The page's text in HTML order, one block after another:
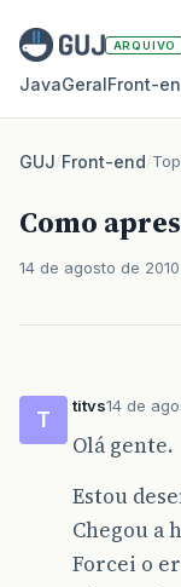
ARQUIVO
JavaGeral
GUJ/Front-end/
Como
14 de agosto de 2010
T
titvs14 de
Olá gente.
Estou
Chegou a
Forcei o